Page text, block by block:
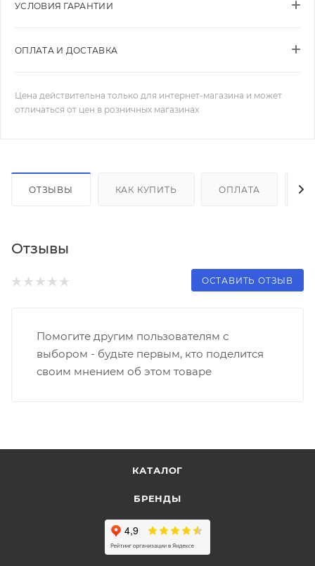
УСЛОВИЯ ГАРАНТИИ
ОПЛАТА И ДОСТАВКА
Цена действительна только для интернет-магазина и может
отличаться от цен в розничных магазинах
ОТЗЫВЫ КАК КУПИТЬ ОПЛАТА
Отзывы
ОСТАВИТЬ ОТЗЫВ
Помогите другим пользователям с
выбором - будьте первым, кто поделится
своим мнением об этом товаре
КАТАЛОГ
БРЕНДЫ